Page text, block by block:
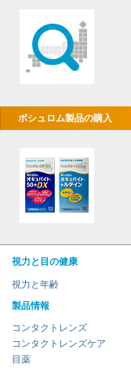
ボシュロム製品の購入
視力と目の健康
視力と年齢
製品情報
コンタクトレンズ
コンタクトレンズケア
目薬